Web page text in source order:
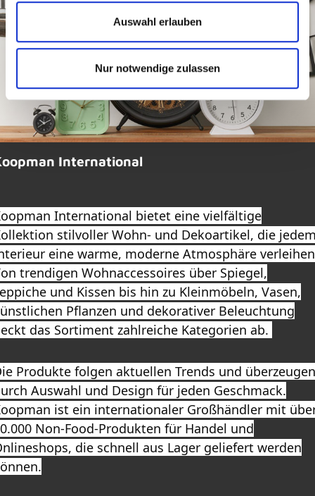
Auswahl erlauben
Nur notwendige zulassen
International
International bietet eine vielfältige
stilvoller Wohn- und Dekoartikel, die
eine warme, moderne Atmosphäre
trendigen Wohnaccessoires über Spiegel,
und Kissen bis hin zu Kleinmöbeln, Vasen,
Pflanzen und dekorativer Beleuchtung
das Sortiment zahlreiche Kategorien ab.
Produkte folgen aktuellen Trends und überzeugen
Auswahl und Design für jeden Geschmack.
ist ein internationaler Großhändler mit
Non-Food-Produkten für Handel und
die schnell aus Lager geliefert werden